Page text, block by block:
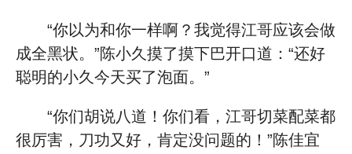
“你以为和你一样啊？我觉得江哥应该会做
成全黑状。”陈小久摸了摸下巴开口道：“还好
聪明的小久今天买了泡面。”
“你们胡说八道！你们看，江哥切菜配菜都
很厉害，刀功又好，肯定没问题的！”陈佳宜